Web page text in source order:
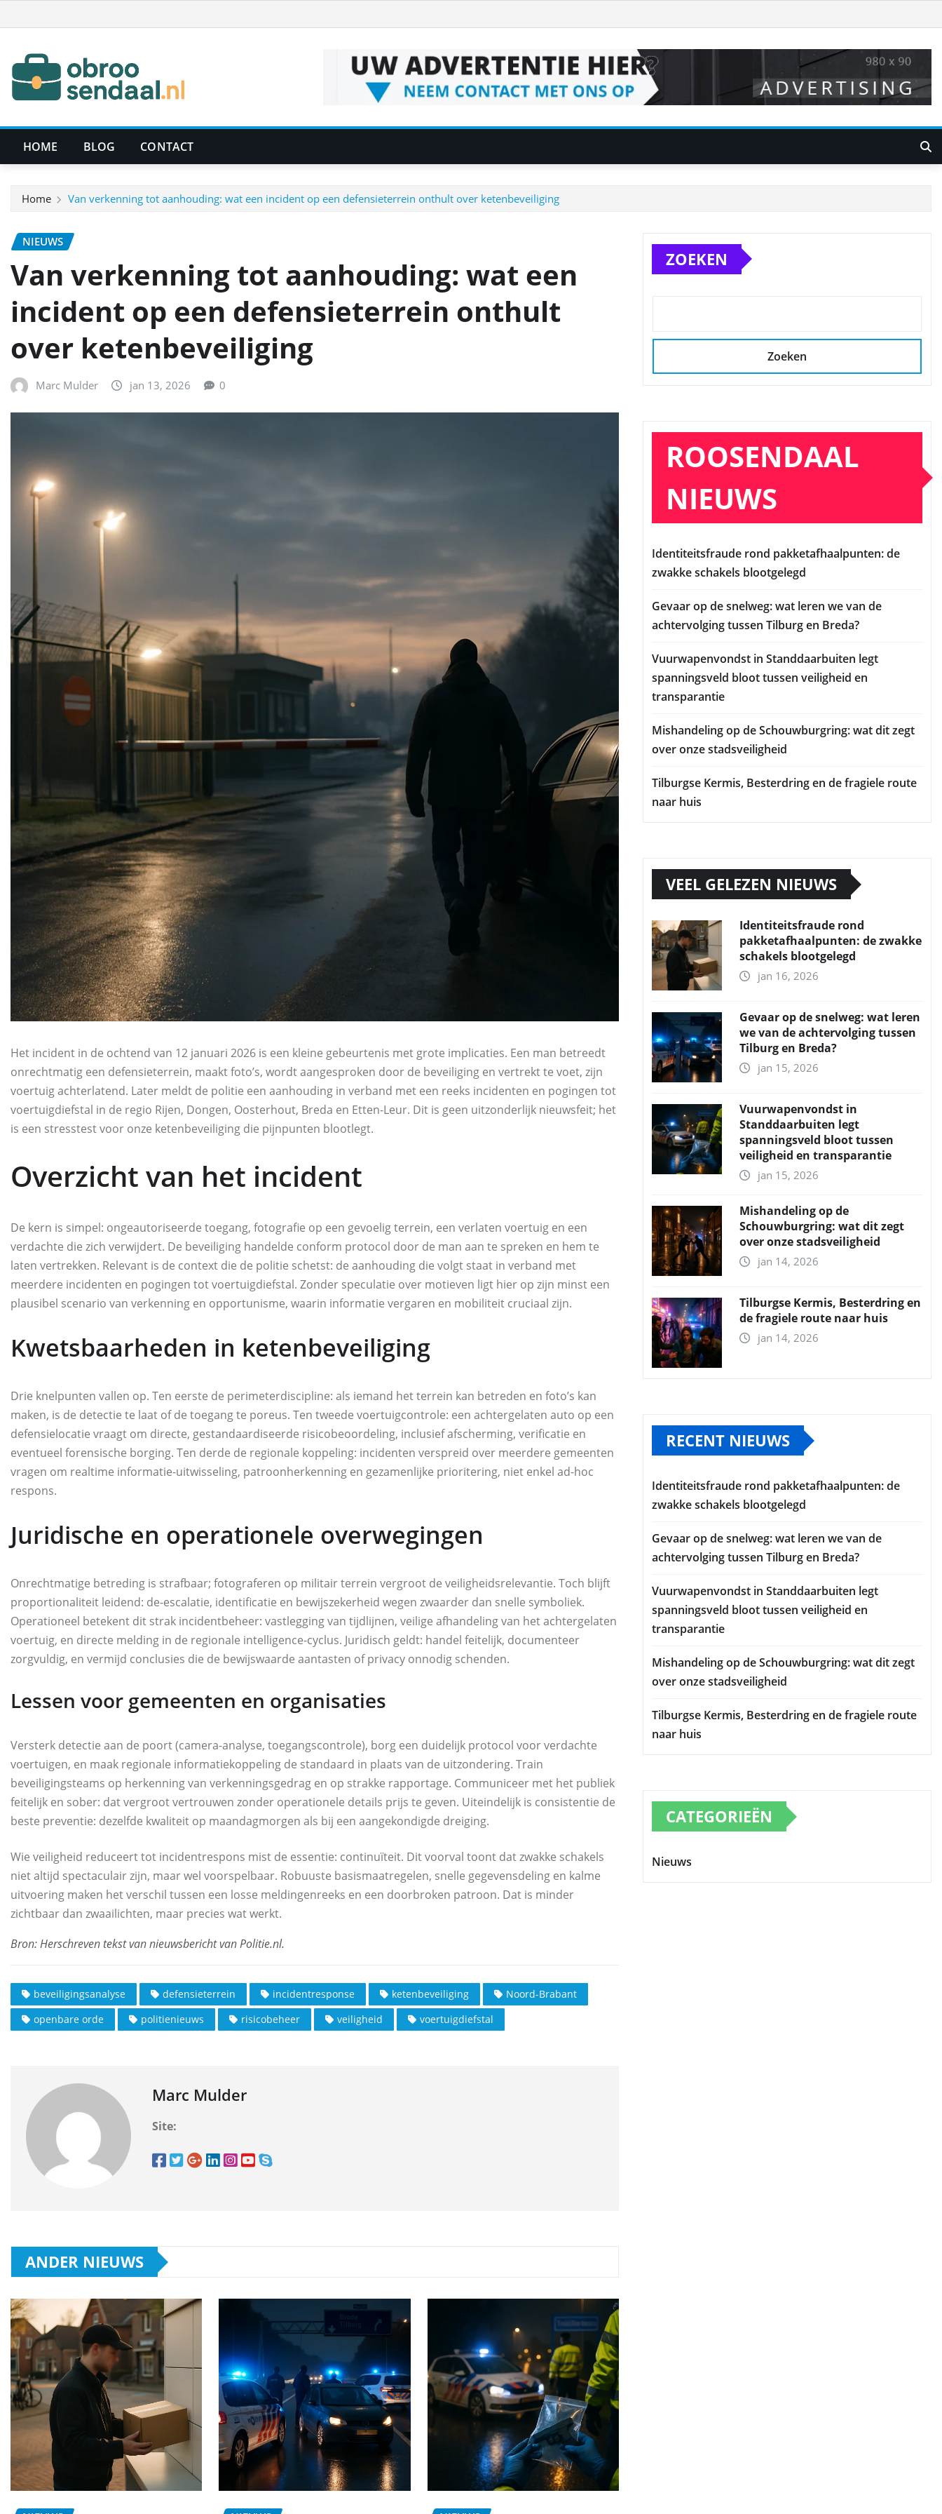
naar
inhoud
HOME BLOG CONTACT
Home Van verkenning tot aanhouding: wat een incident op een defensieterrein onthult over ketenbeveiliging
NIEUWS
Van verkenning tot aanhouding: wat een
incident op een defensieterrein onthult
over ketenbeveiliging
Marc Mulder jan 13, 2026 0
Het incident in de ochtend van 12 januari 2026 is een kleine gebeurtenis met grote implicaties. Een man betreedt
onrechtmatig een defensieterrein, maakt foto’s, wordt aangesproken door de beveiliging en vertrekt te voet, zijn
voertuig achterlatend. Later meldt de politie een aanhouding in verband met een reeks incidenten en pogingen tot
voertuigdiefstal in de regio Rijen, Dongen, Oosterhout, Breda en Etten-Leur. Dit is geen uitzonderlijk nieuwsfeit; het
is een stresstest voor onze ketenbeveiliging die pijnpunten blootlegt.
Overzicht van het incident
De kern is simpel: ongeautoriseerde toegang, fotografie op een gevoelig terrein, een verlaten voertuig en een
verdachte die zich verwijdert. De beveiliging handelde conform protocol door de man aan te spreken en hem te
laten vertrekken. Relevant is de context die de politie schetst: de aanhouding die volgt staat in verband met
meerdere incidenten en pogingen tot voertuigdiefstal. Zonder speculatie over motieven ligt hier op zijn minst een
plausibel scenario van verkenning en opportunisme, waarin informatie vergaren en mobiliteit cruciaal zijn.
Kwetsbaarheden in ketenbeveiliging
Drie knelpunten vallen op. Ten eerste de perimeterdiscipline: als iemand het terrein kan betreden en foto’s kan
maken, is de detectie te laat of de toegang te poreus. Ten tweede voertuigcontrole: een achtergelaten auto op een
defensielocatie vraagt om directe, gestandaardiseerde risicobeoordeling, inclusief afscherming, verificatie en
eventueel forensische borging. Ten derde de regionale koppeling: incidenten verspreid over meerdere gemeenten
vragen om realtime informatie-uitwisseling, patroonherkenning en gezamenlijke prioritering, niet enkel ad-hoc
respons.
Juridische en operationele overwegingen
Onrechtmatige betreding is strafbaar; fotograferen op militair terrein vergroot de veiligheidsrelevantie. Toch blijft
proportionaliteit leidend: de-escalatie, identificatie en bewijszekerheid wegen zwaarder dan snelle symboliek.
Operationeel betekent dit strak incidentbeheer: vastlegging van tijdlijnen, veilige afhandeling van het achtergelaten
voertuig, en directe melding in de regionale intelligence-cyclus. Juridisch geldt: handel feitelijk, documenteer
zorgvuldig, en vermijd conclusies die de bewijswaarde aantasten of privacy onnodig schenden.
Lessen voor gemeenten en organisaties
Versterk detectie aan de poort (camera-analyse, toegangscontrole), borg een duidelijk protocol voor verdachte
voertuigen, en maak regionale informatiekoppeling de standaard in plaats van de uitzondering. Train
beveiligingsteams op herkenning van verkenningsgedrag en op strakke rapportage. Communiceer met het publiek
feitelijk en sober: dat vergroot vertrouwen zonder operationele details prijs te geven. Uiteindelijk is consistentie de
beste preventie: dezelfde kwaliteit op maandagmorgen als bij een aangekondigde dreiging.
Wie veiligheid reduceert tot incidentrespons mist de essentie: continuïteit. Dit voorval toont dat zwakke schakels
niet altijd spectaculair zijn, maar wel voorspelbaar. Robuuste basismaatregelen, snelle gegevensdeling en kalme
uitvoering maken het verschil tussen een losse meldingenreeks en een doorbroken patroon. Dat is minder
zichtbaar dan zwaailichten, maar precies wat werkt.
beveiligingsanalyse defensieterrein incidentresponse ketenbeveiliging
Noord-Brabant
openbare orde
politienieuws risicobeheer veiligheid voertuigdiefstal
Marc Mulder
Site:
ANDER NIEUWS
ZOEKEN
Zoeken
ROOSENDAAL
NIEUWS
Identiteitsfraude rond pakketafhaalpunten: de
zwakke schakels blootgelegd
Gevaar op de snelweg: wat leren we van de
achtervolging tussen Tilburg en Breda?
Vuurwapenvondst in Standdaarbuiten legt
spanningsveld bloot tussen veiligheid en
transparantie
Mishandeling op de Schouwburgring: wat dit zegt
over onze stadsveiligheid
Tilburgse Kermis, Besterdring en de fragiele route
naar huis
VEEL GELEZEN NIEUWS
Identiteitsfraude rond
pakketafhaalpunten: de zwakke
schakels blootgelegd
jan 16, 2026
Gevaar op de snelweg: wat leren
we van de achtervolging tussen
Tilburg en Breda?
jan 15, 2026
Vuurwapenvondst in
Standdaarbuiten legt
spanningsveld bloot tussen
veiligheid en transparantie
jan 15, 2026
Mishandeling op de
Schouwburgring: wat dit zegt
over onze stadsveiligheid
jan 14, 2026
Tilburgse Kermis, Besterdring en
de fragiele route naar huis
jan 14, 2026
RECENT NIEUWS
Identiteitsfraude rond pakketafhaalpunten: de
zwakke schakels blootgelegd
Gevaar op de snelweg: wat leren we van de
achtervolging tussen Tilburg en Breda?
Vuurwapenvondst in Standdaarbuiten legt
spanningsveld bloot tussen veiligheid en
transparantie
Mishandeling op de Schouwburgring: wat dit zegt
over onze stadsveiligheid
Tilburgse Kermis, Besterdring en de fragiele route
naar huis
CATEGORIEËN
Nieuws